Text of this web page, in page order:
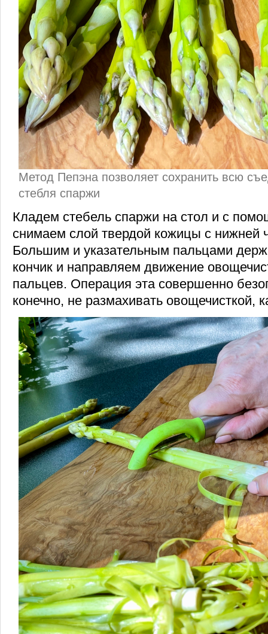
Метод Пепэна позволяет сохранить всю
стебля спаржи
Кладем стебель спаржи на стол и с
снимаем слой твердой кожицы с нижней
Большим и указательным пальцами
кончик и направляем движение
пальцев. Операция эта совершенно
конечно, не размахивать овощечисткой,